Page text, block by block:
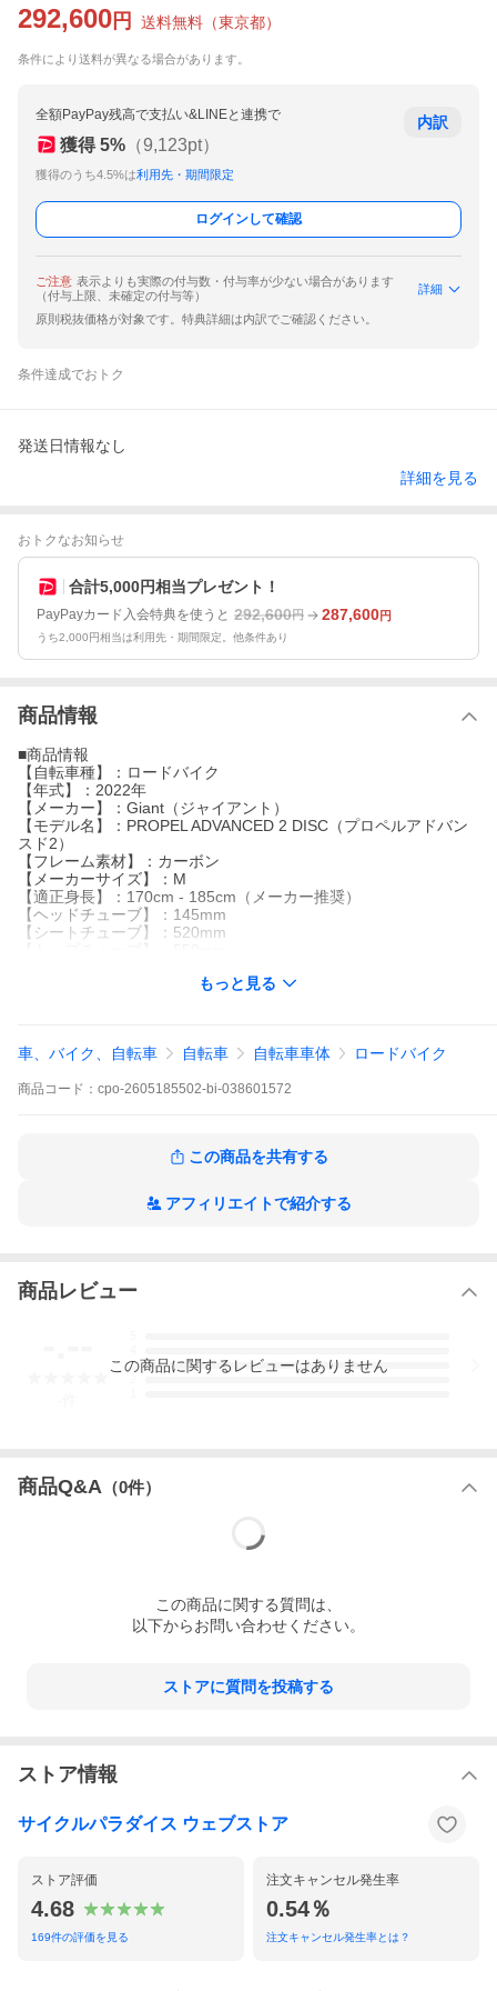
292,600 円 送料無料 （東京都）
条件により送料が異なる場合があります。
全額PayPay残高で支払い&LINEと連携で
獲得 5% （9,123pt）
獲得のうち4.5%は利用先・期間限定
内訳
ログインして確認
ご注意 表示よりも実際の付与数・付与率が少ない場合があります
（付与上限、未確定の付与等）
詳細
原則税抜価格が対象です。特典詳細は内訳でご確認ください。
条件達成でおトク
発送日情報なし
詳細を見る
おトクなお知らせ
合計5,000円相当プレゼント！
PayPayカード入会特典を使うと 292,600円 287,600円
うち2,000円相当は利用先・期間限定。他条件あり
商品情報
■商品情報
【自転車種】：ロードバイク
【年式】：2022年
【メーカー】：Giant（ジャイアント）
【モデル名】：PROPEL ADVANCED 2 DISC（プロペルアドバン
スド2）
【フレーム素材】：カーボン
【メーカーサイズ】：M
【適正身長】：170cm - 185cm（メーカー推奨）
【ヘッドチューブ】：145mm
【シートチューブ】：520mm
【クランク】：SHIMANO 105 FC-R7000 / 52-36T / 172.5mm
【スプロケット】：SHIMANO 105 CS-R7000 / 11-30T
【ホイール】：GIANT PA2
【シートポスト】：GIANT
【サドル】：GIANT FLEET SL
【参考価格】：407,000円
【自転車種】：ロードバイク
【年式】：2022年
【フレーム素材】：カーボン
【重量】：9.31kg
【クランク】：SHIMANO 105 FC-R7000 / 52-36T / 172.5mm
【フロントディレイラー】：SHIMANO 105 FD-R7000 / 2速
【リアディレイラー】：SHIMANO 105 RD-R7000 / 11速
【ホイール】：GIANT PA2
【ステム】：GIANT / 100mm
【サドル】：GIANT FLEET SL
【状態レベル】：中古：B（使用感少な目/小キズ、ヨゴレ少々）
■商品コメント
ルの中古品です。
上位のADVANCED SLグレードと同時にディスクブレーキ専用モ
デルとして開発された「プロペル アドバンスド ディスク」。
史上最高のエアロダイナミクスに加え、上位のPROグレードと同
もっと見る
車、バイク、自転車 自転車 自転車車体 ロードバイク
商品 コード： cpo-2605185502-bi-038601572
この商品を共有する
アフィリエイトで紹介する
商品レビュー
3
この商品に関するレビューはありません
商品Q&A （0件）
この商品に関する質問は、
以下からお問い合わせください。
ストアに質問を投稿する
ストア情報
サイクルパラダイス ウェブストア
ストア評価
4.68
169件の評価を見る
注文キャンセル発生率
0.54％
注文キャンセル発生率とは？